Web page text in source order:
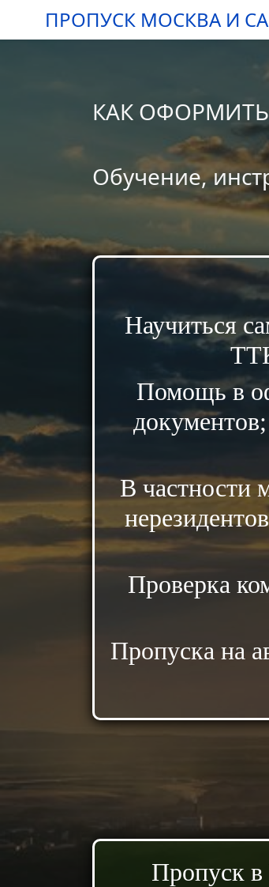
ПРОПУСК МОСКВА И
КАК
Обучение,
Научиться
Помощь в
В частности
Проверка
Пропуска на
Пропуск